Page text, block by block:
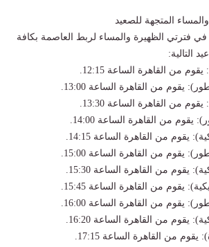
المتجهة للصعيد
فترتي الظهيرة والمساء لربط العاصمة بكافة
التالية: